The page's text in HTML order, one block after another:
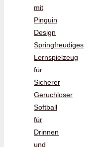
mit
Pinguin
Design
Springfreudiges
Lernspielzeug
für
Sicherer
Geruchloser
Softball
für
Drinnen
und